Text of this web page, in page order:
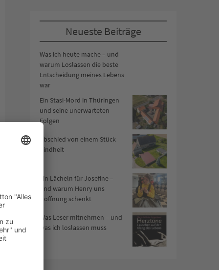
Neueste Beiträge
Was ich heute mache – und
warum Loslassen die beste
Entscheidung meines Lebens
war
Ein Stasi-Mord in Thüringen
und seine unerwarteten
Folgen
Abschied von einem Stück
Kindheit
Ein Lächeln für Josefine –
und warum Henry uns
Hoffnung schenkt
Was Leser mitnehmen – und
was ich loslassen muss